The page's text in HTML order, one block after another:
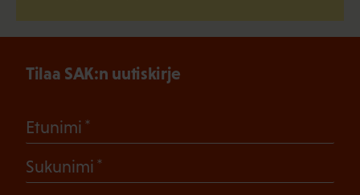
Tilaa SAK:n uutiskirje
Etunimi
Sukunimi